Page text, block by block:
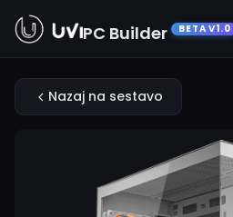
PC Builder BETA V1.0
Nazaj na sestavo